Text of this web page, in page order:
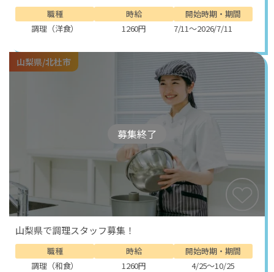
職種
調理（洋食）
時給
1260円
開始時期・期間
7/11～2026/7/11
募集終了
山梨県/北杜市
山梨県で調理スタッフ募集！
職種
調理（和食）
時給
1260円
開始時期・期間
4/25～10/25